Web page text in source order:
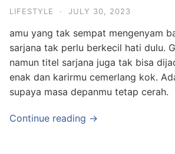
LIFESTYLE · JULY 30, 2023
amu yang tak sempat mengenyam
sarjana tak perlu berkecil hati dulu.
namun titel sarjana juga tak bisa
enak dan karirmu cemerlang kok.
supaya masa depanmu tetap
Continue reading →